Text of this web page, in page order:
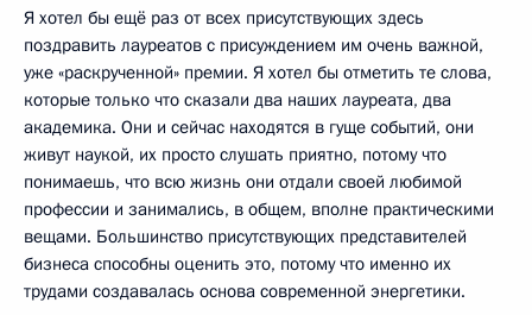
Я хотел бы ещё раз от всех присутствующих здесь
поздравить лауреатов с присуждением им очень важной,
уже «раскрученной» премии. Я хотел бы отметить те слова,
которые только что сказали два наших лауреата, два
академика. Они и сейчас находятся в гуще событий, они
живут наукой, их просто слушать приятно, потому что
понимаешь, что всю жизнь они отдали своей любимой
профессии и занимались, в общем, вполне практическими
вещами. Большинство присутствующих представителей
бизнеса способны оценить это, потому что именно их
трудами создавалась основа современной энергетики.